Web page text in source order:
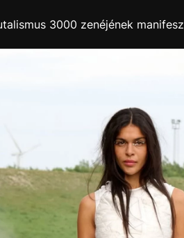
3000 zenéjének